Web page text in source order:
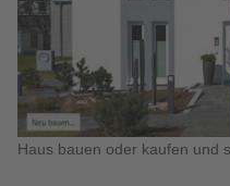
ÜBER UNS
KONTAKT
Haus bauen oder kaufen und